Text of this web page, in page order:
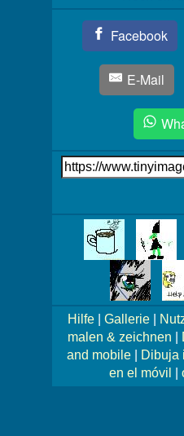
Facebook
E-Mail
Link
auf's
Bilder!
Hilfe| Gallerie|
malen & zeichnen
and mobile|
Dibuja
en el móvil